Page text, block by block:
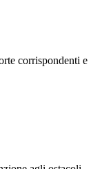
corrispondenti e